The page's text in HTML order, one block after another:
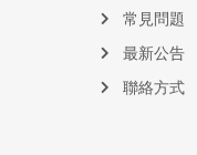
常見問題
最新公告
聯絡方式